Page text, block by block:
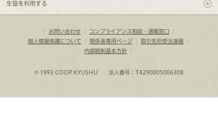
生協を利用する
お問い合わせ｜ コンプライアンス相談・通報窓口
個人情報保護について｜ 関係者専用ページ｜ 取引先別受注速報｜
内部統制基本方針｜
© 1993 COOP KYUSHU 法人番号：T4290005006308